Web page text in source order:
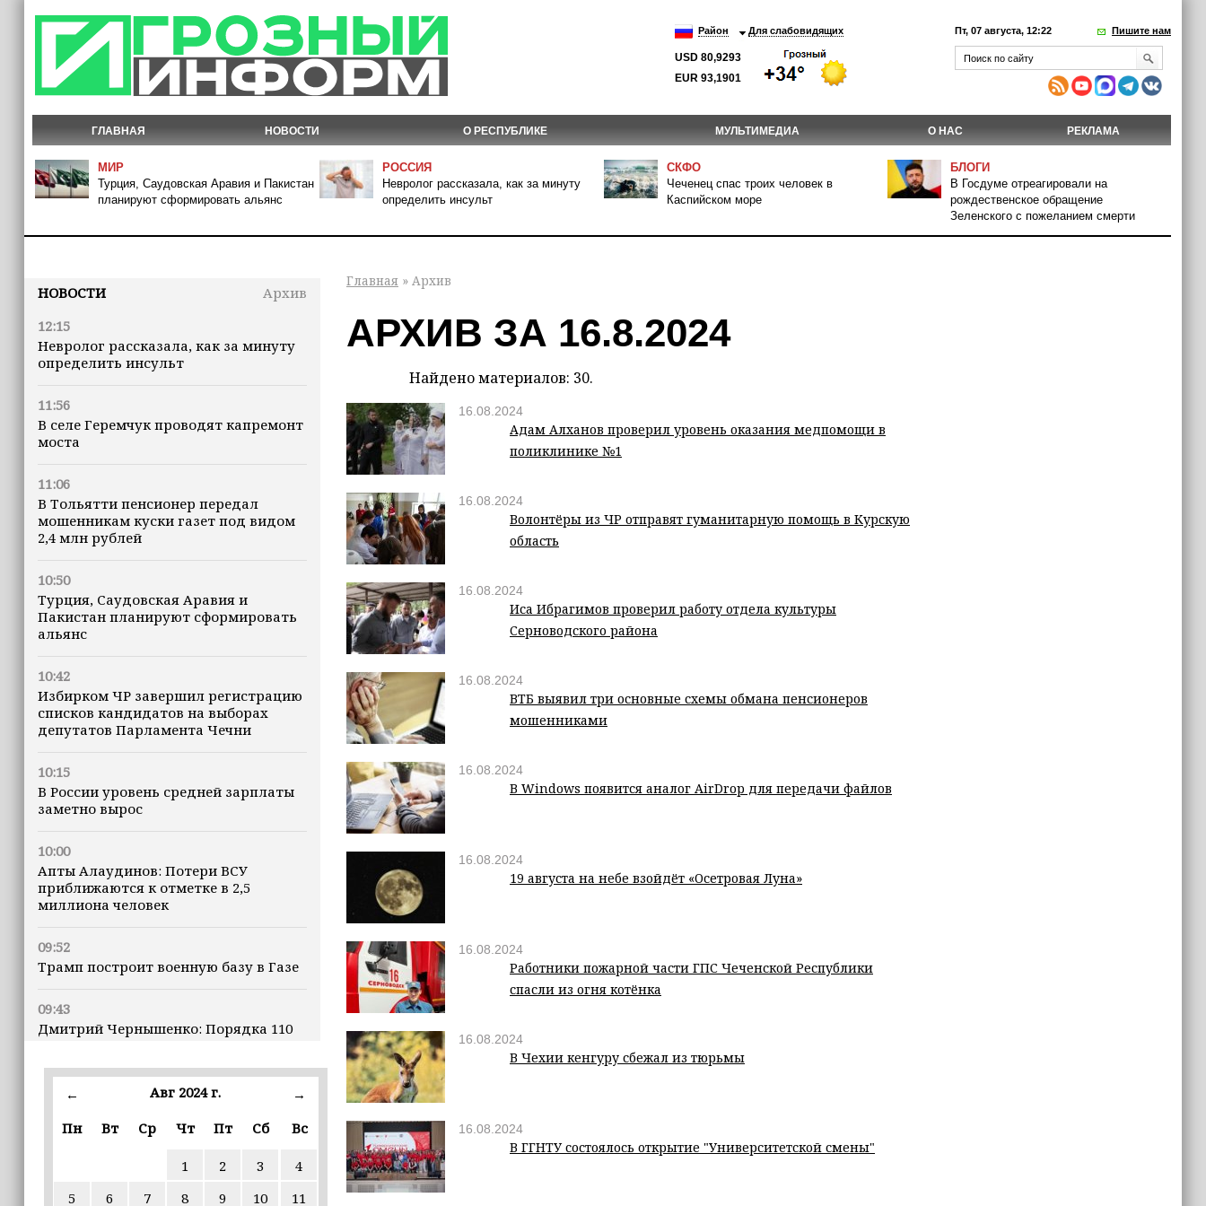
Район Для слабовидящих
USD 80,9293
EUR 93,1901
Пт, 07 августа, 12:22 Пишите нам
ГЛАВНАЯ НОВОСТИ О РЕСПУБЛИКЕ МУЛЬТИМЕДИА О НАС РЕКЛАМА
МИР
Турция, Саудовская Аравия и Пакистан
планируют сформировать альянс
РОССИЯ
Невролог рассказала, как за минуту
определить инсульт
СКФО
Чеченец спас троих человек в
Каспийском море
БЛОГИ
В Госдуме отреагировали на
рождественское обращение
Зеленского с пожеланием смерти
НОВОСТИ
Архив
12:15
Невролог рассказала, как за минуту
определить инсульт
11:56
В селе Геремчук проводят капремонт
моста
11:06
В Тольятти пенсионер передал
мошенникам куски газет под видом
2,4 млн рублей
10:50
Турция, Саудовская Аравия и
Пакистан планируют сформировать
альянс
10:42
Избирком ЧР завершил регистрацию
списков кандидатов на выборах
депутатов Парламента Чечни
10:15
В России уровень средней зарплаты
заметно вырос
10:00
Апты Алаудинов: Потери ВСУ
приближаются к отметке в 2,5
миллиона человек
09:52
Трамп построит военную базу в Газе
09:43
Дмитрий Чернышенко: Порядка 110
рамках Десятилетия науки и
технологий
09:41
Россия запустила производство 10
жизненно важных препаратов
← Авг 2024 г.
→
Пн
Вт Ср Чт Пт Сб Вс
1 2 3
4
5
6 7 8 9 10 11
Главная » Архив
АРХИВ ЗА 16.8.2024
Найдено материалов: 30.
16.08.2024
Адам Алханов проверил уровень оказания медпомощи в
поликлинике №1
16.08.2024
Волонтёры из ЧР отправят гуманитарную помощь в Курскую
область
16.08.2024
Иса Ибрагимов проверил работу отдела культуры
Серноводского района
16.08.2024
ВТБ выявил три основные схемы обмана пенсионеров
мошенниками
16.08.2024
В Windows появится аналог AirDrop для передачи файлов
16.08.2024
19 августа на небе взойдёт «Осетровая Луна»
16.08.2024
Работники пожарной части ГПС Чеченской Республики
спасли из огня котёнка
16.08.2024
В Чехии кенгуру сбежал из тюрьмы
16.08.2024
В ГГНТУ состоялось открытие "Университетской смены"